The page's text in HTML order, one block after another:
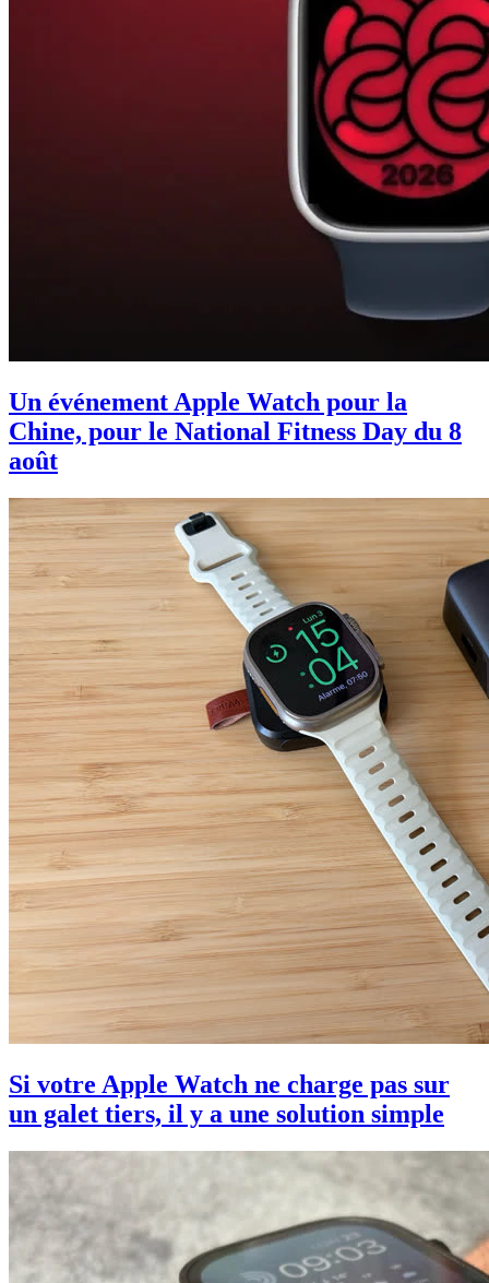
Un événement Apple Watch pour la
Chine, pour le National Fitness Day du 8
août
Si votre Apple Watch ne charge pas sur
un galet tiers, il y a une solution simple